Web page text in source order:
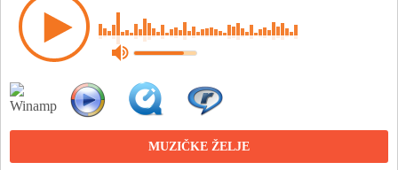
MUZIČKE ŽELJE